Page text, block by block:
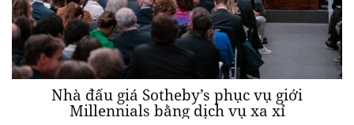
Nhà đấu giá Sotheby’s phục vụ giới
Millennials bằng dịch vụ xa xỉ